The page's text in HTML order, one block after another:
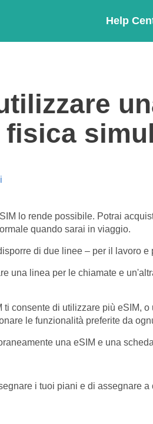
Help
lo rende possibile. Potrai
quando sarai in viaggio.
di due linee – per il lavoro
una linea per le chiamate e
ti consente di utilizzare più eSIM,
le funzionalità preferite da
una eSIM e una
i tuoi piani e di assegnare